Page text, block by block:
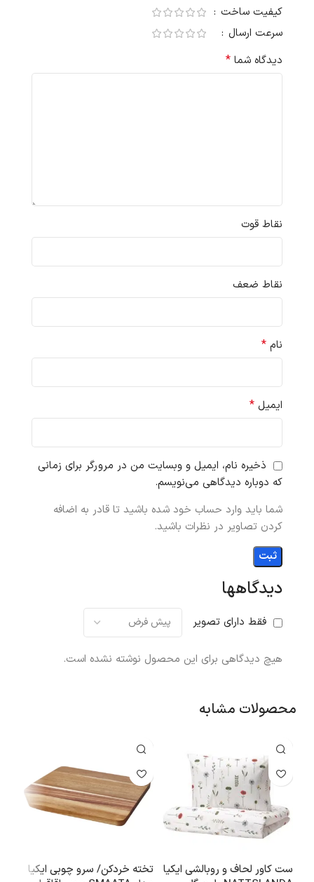
دیدگاهها
فقط دارای تصویر
هیچ دیدگاهی برای این محصول نوشته نشده است.
کیفیت ساخت
سرعت ارسال
دیدگاه شما *
نقاط قوت
نقاط ضعف
نام *
ایمیل *
ذخیره نام، ایمیل و وبسایت من در مرورگر برای زمانی
که دوباره دیدگاهی می‌نویسم.
شما باید وارد حساب خود شده باشید تا قادر به اضافه
کردن تصاویر در نظرات باشید.
محصولات مشابه
ست کاور لحاف و روبالشی ایکیا
تخته خردکن/ سرو چوبی ایکیا